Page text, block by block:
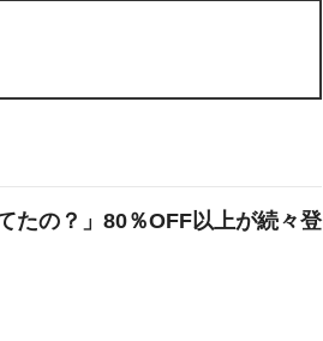
たの？」80％OFF以上が続々登